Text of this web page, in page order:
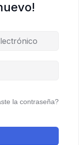
la contraseña?